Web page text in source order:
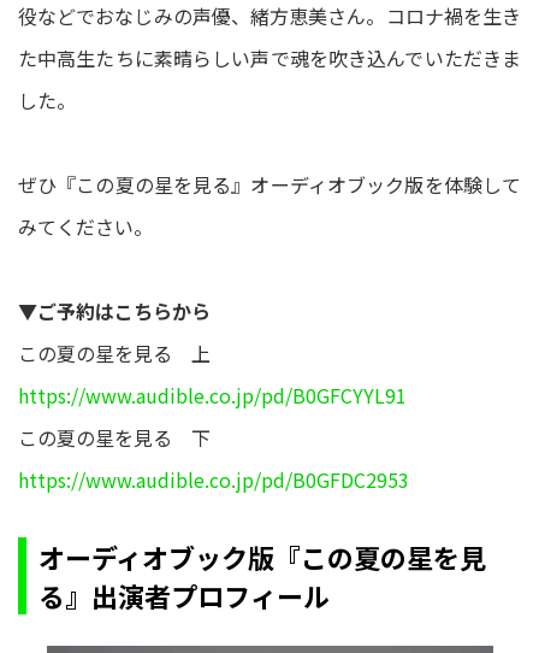
役などでおなじみの声優、緒方恵美さん。コロナ禍を生き
た中高生たちに素晴らしい声で魂を吹き込んでいただきま
した。
ぜひ『この夏の星を見る』オーディオブック版を体験して
みてください。
▼ご予約はこちらから
この夏の星を見る 上
https://www.audible.co.jp/pd/B0GFCYYL91
この夏の星を見る 下
https://www.audible.co.jp/pd/B0GFDC2953
オーディオブック版『この夏の星を見
る』出演者プロフィール